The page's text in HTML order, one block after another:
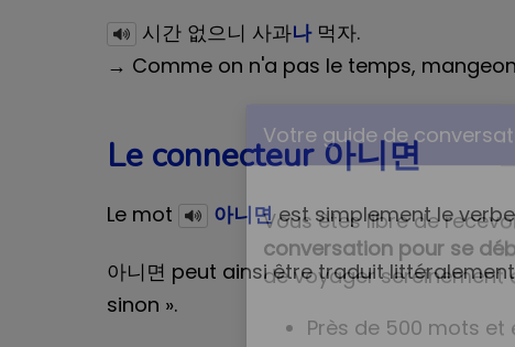
시간 없으니 사과나먹자.
→ Comme on n'a pas le temps,
Le connecteur 아니면
Le mot 아니면est simplement le
아니면 peut ainsi être traduit
sinon ».
Votre guide de